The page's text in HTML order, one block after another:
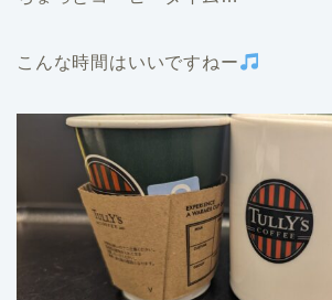
こんな時間はいいですねー